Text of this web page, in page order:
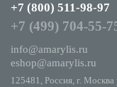
+7 (800) 511-98-97
+7 (499) 704-55-
info@amarylis.ru
eshop@amarylis.ru
125481, Россия, г.